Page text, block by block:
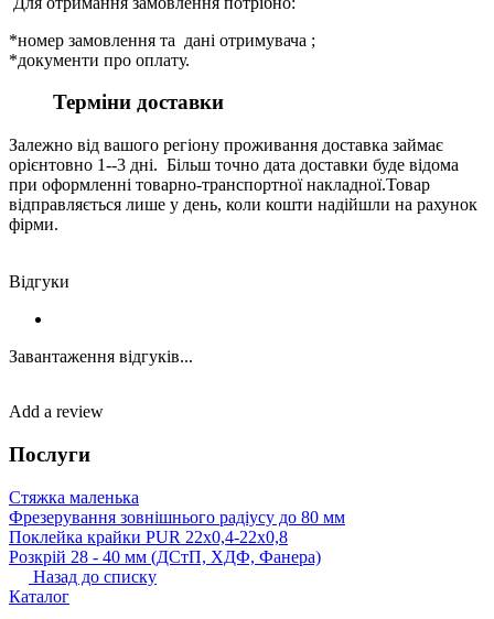
*номер замовлення та дані отримувача ;
*документи про оплату.
Терміни доставки
Залежно від вашого регіону проживання доставка займає
орієнтовно 1--3 дні. Більш точно дата доставки буде відома
при оформленні товарно-транспортної накладної.Товар
відправляється лише у день, коли кошти надійшли на рахунок
фірми.
Відгуки
Завантаження відгуків...
Add a review
Послуги
Стяжка маленька
Фрезерування зовнішнього радіусу до 80 мм
Поклейка крайки PUR 22х0,4-22х0,8
Розкрій 28 ‐ 40 мм (ДСтП, ХДФ, Фанера)
Назад до списку
Каталог